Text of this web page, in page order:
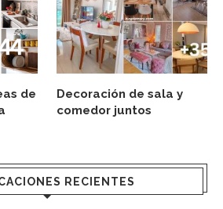
de
Decoración de sala y
comedor juntos
RECIENTES